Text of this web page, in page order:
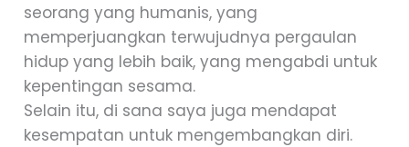
seorang yang humanis, yang
memperjuangkan terwujudnya pergaulan
hidup yang lebih baik, yang mengabdi untuk
kepentingan sesama.
Selain itu, di sana saya juga mendapat
kesempatan untuk mengembangkan diri.